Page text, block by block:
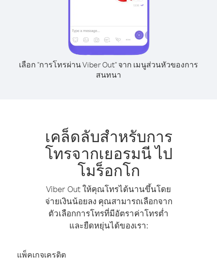
เลือก "การโทรผ่าน Viber Out" จาก เมนูส่วนหัวของการ
สนทนา
เคล็ดลับสำหรับการ
โทรจากเยอรมนี ไป
โมร็อกโก
Viber Out ให้คุณโทรได้นานขึ้นโดย
จ่ายเงินน้อยลง คุณสามารถเลือกจาก
ตัวเลือกการโทรที่มีอัตราค่าโทรต่ำ
และยืดหยุ่นได้ของเรา:
แพ็คเกจเครดิต